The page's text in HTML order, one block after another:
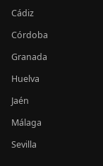
Cádiz
Córdoba
Granada
Huelva
Jaén
Málaga
Sevilla